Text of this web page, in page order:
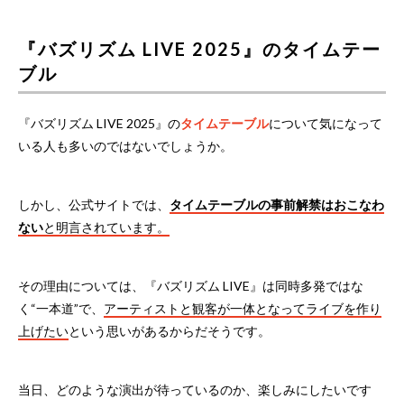
『バズリズム LIVE 2025』のタイムテー
ブル
『バズリズム LIVE 2025』のタイムテーブルについて気になって
いる人も多いのではないでしょうか。
しかし、公式サイトでは、 タイムテーブルの事前解禁はおこなわ
ないと明言されています。
その理由については、『バズリズム LIVE』は同時多発ではな
く“一本道”で、 アーティストと観客が一体となってライブを作り
上げたいという思いがあるからだそうです。
当日、どのような演出が待っているのか、楽しみにしたいです